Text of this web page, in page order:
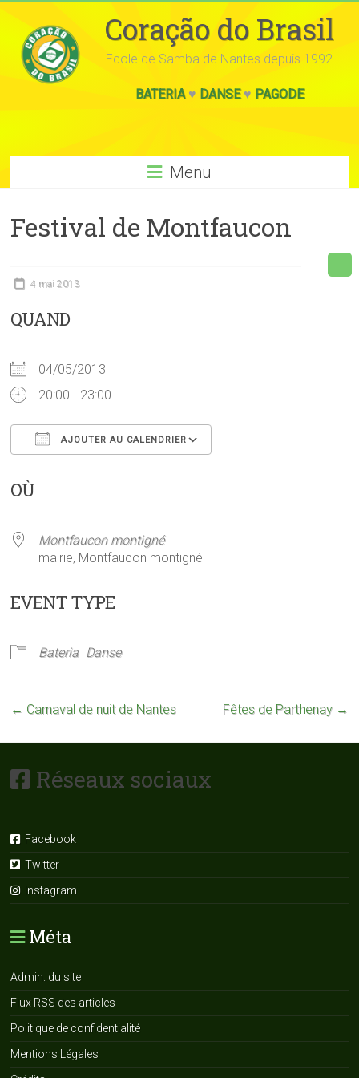
Coração do Brasil
Ecole de Samba de Nantes depuis 1992
BATERIA♥ DANSE♥ PAGODE
Menu
Festival de Montfaucon
4 mai 2013
QUAND
04/05/2013
20:00 - 23:00
AJOUTER AU CALENDRIER
OÙ
Montfaucon montigné
mairie, Montfaucon montigné
EVENT TYPE
Bateria Danse
← Carnaval de nuit de Nantes Fêtes de Parthenay →
Réseaux sociaux
Facebook
Twitter
Instagram
Méta
Admin. du site
Flux RSS des articles
Politique de confidentialité
Mentions Légales